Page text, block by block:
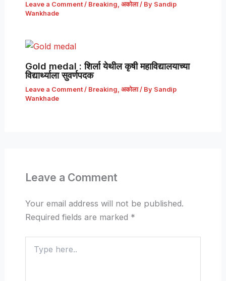
Leave a Comment / Breaking, अकोला/ By Sandip
Wankhade
Gold medal : शिर्ला येथील कृषी महाविद्यालयाच्या
विद्यार्थ्याला सुवर्णपदक
Leave a Comment / Breaking अकोला/ By Sandip
Wankhade
Leave a Comment
Your email address will not be published.
Required fields are marked *
here..